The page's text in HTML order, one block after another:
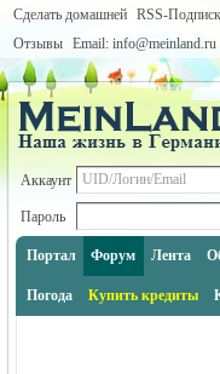
Сделать домашней RSS-
Отзывы Email: info@meinland.ru
Аккаунт
Пароль
Портал Форум Лента
Погода Купить кредиты